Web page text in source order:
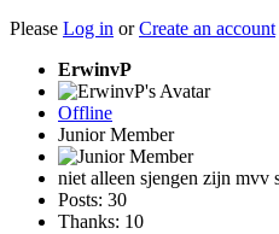
Please Log in orCreate an account
ErwinvP
Offline
Junior Member
niet alleen sjengen zijn mvv
Posts: 30
Thanks: 10